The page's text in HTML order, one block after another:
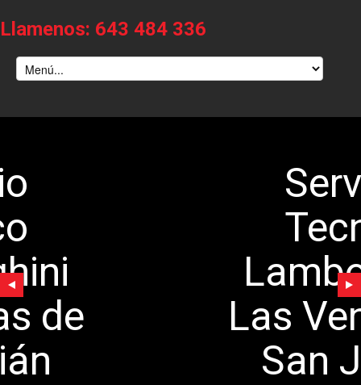
Llamenos: 643 484 336
Lamborghini
Ventas de
San Julián